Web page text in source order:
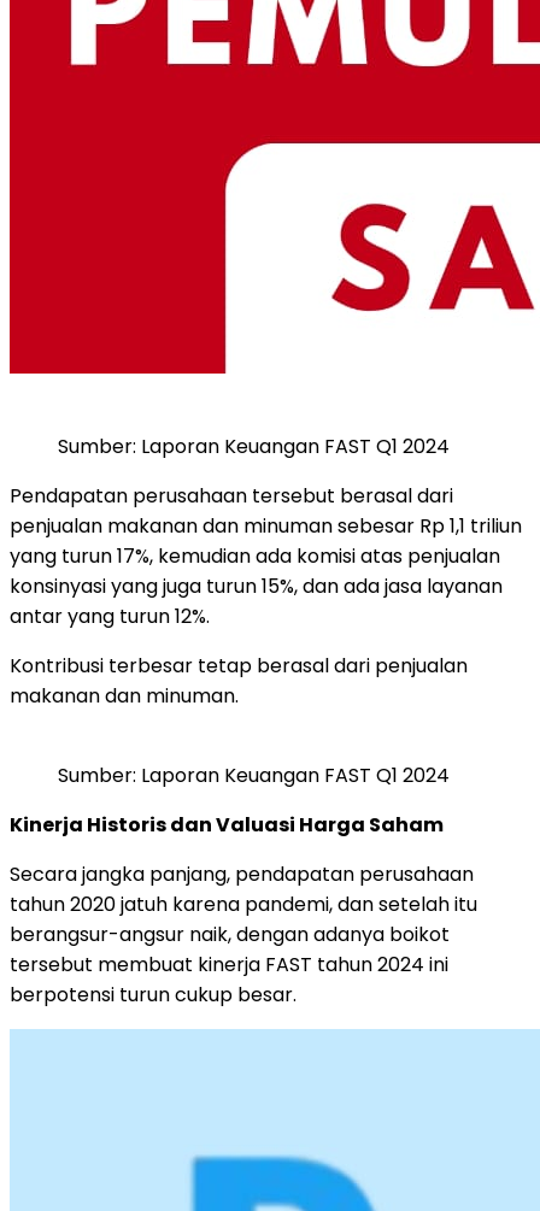
Sumber: Laporan Keuangan FAST Q1 2024
Pendapatan perusahaan tersebut berasal dari
penjualan makanan dan minuman sebesar Rp 1,1 triliun
yang turun 17%, kemudian ada komisi atas penjualan
konsinyasi yang juga turun 15%, dan ada jasa layanan
antar yang turun 12%.
Kontribusi terbesar tetap berasal dari penjualan
makanan dan minuman.
Sumber: Laporan Keuangan FAST Q1 2024
Kinerja Historis dan Valuasi Harga Saham
Secara jangka panjang, pendapatan perusahaan
tahun 2020 jatuh karena pandemi, dan setelah itu
berangsur-angsur naik, dengan adanya boikot
tersebut membuat kinerja FAST tahun 2024 ini
berpotensi turun cukup besar.